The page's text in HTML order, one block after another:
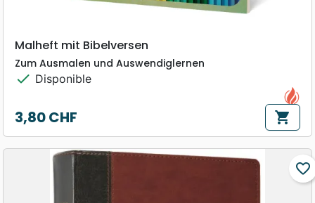
Malheft mit Bibelversen
Zum Ausmalen und Auswendiglernen
check Disponible
Prix
3,80 CHF shopping_cart
favorite_border